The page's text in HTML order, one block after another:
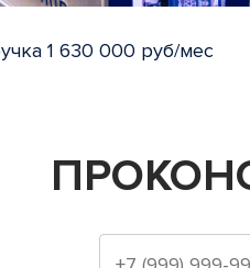
1 630 000 руб/мес